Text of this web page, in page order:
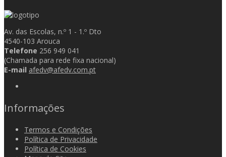
Av. das Escolas, n.º 1 - 1.º Dto
4540-103 Arouca
Telefone 256 949 041
(Chamada para rede fixa nacional)
E-mail afedv@afedv.com.pt
Informações
Termos e Condições
Política de Privacidade
Política de Cookies